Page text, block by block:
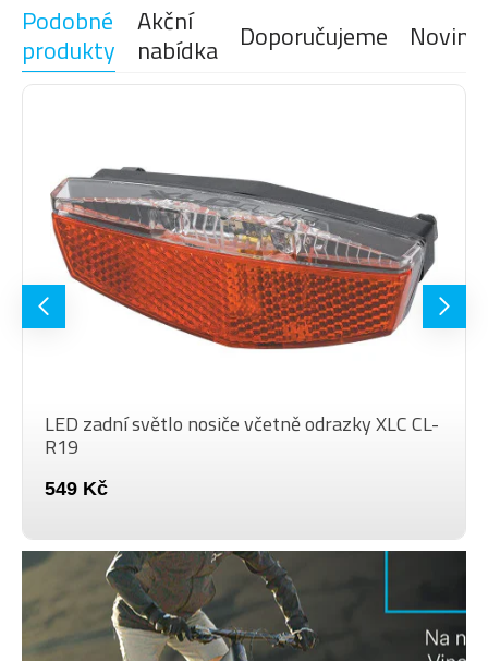
Podobné
produkty
Akční
nabídka Doporučujeme
LED zadní světlo nosiče včetně odrazky XLC CL-
R19
549 Kč